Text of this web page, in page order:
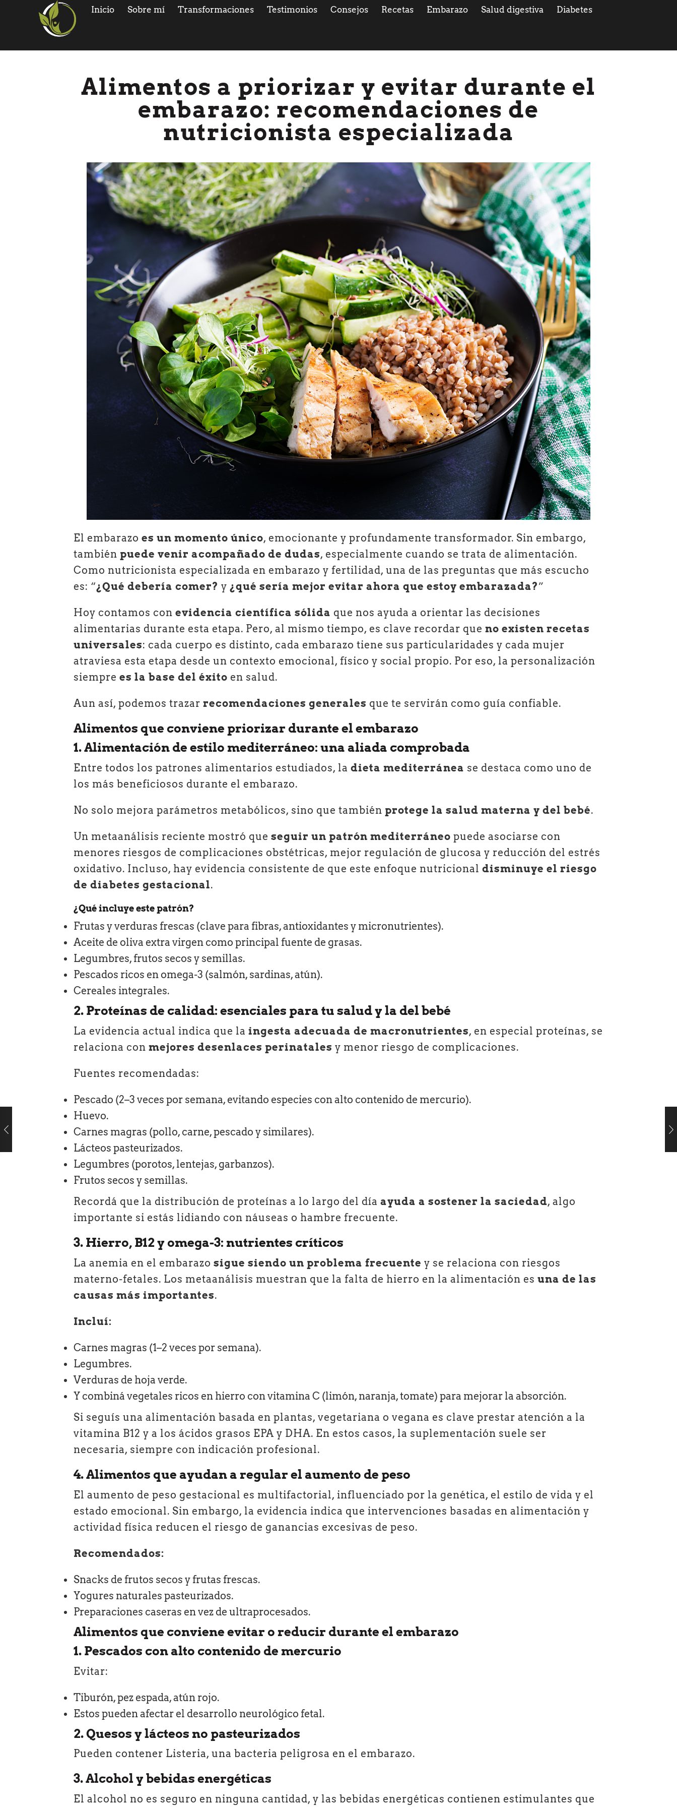
Inicio Sobre mí Transformaciones Testimonios Consejos Recetas Embarazo Salud digestiva Diabetes
Alimentos a priorizar y evitar durante el
embarazo: recomendaciones de
nutricionista especializada
El embarazoes un momento único, emocionante y profundamente transformador. Sin embargo,
también puede venir acompañado de dudas, especialmente cuando se trata de alimentación.
Como nutricionista especializada en embarazo y fertilidad, una de las preguntas que más escucho
es: “¿Qué debería comer? y¿qué sería mejor evitar ahora que estoy embarazada?”
Hoy contamos conevidencia científica sólida que nos ayuda a orientar las decisiones
alimentarias durante esta etapa. Pero, al mismo tiempo, es clave recordar queno existen recetas
universales: cada cuerpo es distinto, cada embarazo tiene sus particularidades y cada mujer
atraviesa esta etapa desde un contexto emocional, físico y social propio. Por eso, la personalización
siemprees la base del éxito en salud.
Aun así, podemos trazarrecomendaciones generales que te servirán como guía confiable.
Alimentos que conviene priorizar durante el embarazo
1. Alimentación de estilo mediterráneo: una aliada comprobada
Entre todos los patrones alimentarios estudiados, ladieta mediterránea se destaca como uno de
los más beneficiosos durante el embarazo.
No solo mejora parámetros metabólicos, sino que también protege la salud materna y del bebé.
Un metaanálisis reciente mostró queseguir un patrón mediterráneo puede asociarse con
menores riesgos de complicaciones obstétricas, mejor regulación de glucosa y reducción del estrés
oxidativo. Incluso, hay evidencia consistente de que este enfoque nutricionaldisminuye el riesgo
de diabetes gestacional.
¿Qué incluye este patrón?
Frutas y verduras frescas (clave para fibras, antioxidantes y micronutrientes).
Aceite de oliva extra virgen como principal fuente de grasas.
Legumbres, frutos secos y semillas.
Pescados ricos en omega-3 (salmón, sardinas, atún).
Cereales integrales.
2. Proteínas de calidad: esenciales para tu salud y la del bebé
La evidencia actual indica que laingesta adecuada de macronutrientes, en especial proteínas, se
relaciona conmejores desenlaces perinatales y menor riesgo de complicaciones.
Fuentes recomendadas:
Pescado (2–3 veces por semana, evitando especies con alto contenido de mercurio).
Huevo.
Carnes magras (pollo, carne, pescado y similares).
Lácteos pasteurizados.
Legumbres (porotos, lentejas, garbanzos).
Frutos secos y semillas.
Recordá que la distribución de proteínas a lo largo del díaayuda a sostener la saciedad, algo
importante si estás lidiando con náuseas o hambre frecuente.
3. Hierro, B12 y omega-3: nutrientes críticos
La anemia en el embarazosigue siendo un problema frecuente y se relaciona con riesgos
materno-fetales. Los metaanálisis muestran que la falta de hierro en la alimentación esuna de las
causas más importantes.
Incluí:
Carnes magras (1–2 veces por semana).
Legumbres.
Verduras de hoja verde.
Y combiná vegetales ricos en hierro con vitamina C (limón, naranja, tomate) para mejorar la absorción.
Si seguís una alimentación basada en plantas, vegetariana o vegana es clave prestar atención a la
vitamina B12 y a los ácidos grasos EPA y DHA. En estos casos, la suplementación suele ser
necesaria, siempre con indicación profesional.
4. Alimentos que ayudan a regular el aumento de peso
El aumento de peso gestacional es multifactorial, influenciado por la genética, el estilo de vida y el
estado emocional. Sin embargo, la evidencia indica que intervenciones basadas en alimentación y
actividad física reducen el riesgo de ganancias excesivas de peso.
Recomendados:
Snacks de frutos secos y frutas frescas.
Yogures naturales pasteurizados.
Preparaciones caseras en vez de ultraprocesados.
Alimentos que conviene evitar o reducir durante el embarazo
1. Pescados con alto contenido de mercurio
Evitar:
Tiburón, pez espada, atún rojo.
Estos pueden afectar el desarrollo neurológico fetal.
2. Quesos y lácteos no pasteurizados
Pueden contener Listeria, una bacteria peligrosa en el embarazo.
3. Alcohol y bebidas energéticas
El alcohol no es seguro en ninguna cantidad, y las bebidas energéticas contienen estimulantes que